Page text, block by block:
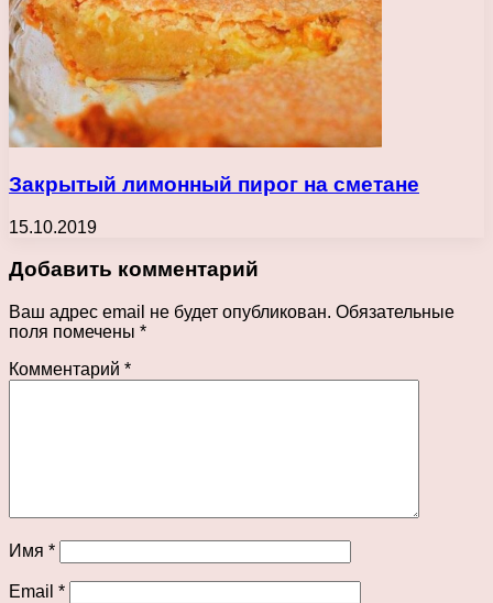
Закрытый лимонный пирог на сметане
15.10.2019
Добавить комментарий
Ваш адрес email не будет опубликован. Обязательные
поля помечены *
Комментарий *
Имя *
Email *